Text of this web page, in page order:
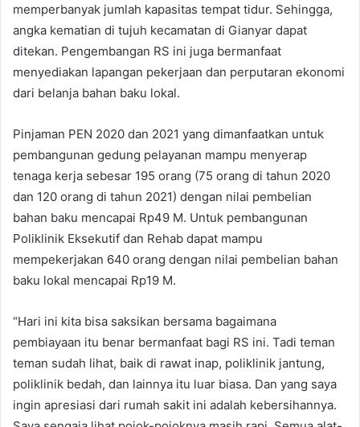
memperbanyak jumlah kapasitas tempat tidur. Sehingga,
angka kematian di tujuh kecamatan di Gianyar dapat
ditekan. Pengembangan RS ini juga bermanfaat
menyediakan lapangan pekerjaan dan perputaran ekonomi
dari belanja bahan baku lokal.
Pinjaman PEN 2020 dan 2021 yang dimanfaatkan untuk
pembangunan gedung pelayanan mampu menyerap
tenaga kerja sebesar 195 orang (75 orang di tahun 2020
dan 120 orang di tahun 2021) dengan nilai pembelian
bahan baku mencapai Rp49 M. Untuk pembangunan
Poliklinik Eksekutif dan Rehab dapat mampu
mempekerjakan 640 orang dengan nilai pembelian bahan
baku lokal mencapai Rp19 M.
“Hari ini kita bisa saksikan bersama bagaimana
pembiayaan itu benar bermanfaat bagi RS ini. Tadi teman
teman sudah lihat, baik di rawat inap, poliklinik jantung,
poliklinik bedah, dan lainnya itu luar biasa. Dan yang saya
ingin apresiasi dari rumah sakit ini adalah kebersihannya.